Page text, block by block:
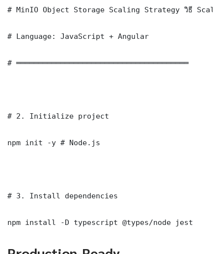
# MinIO Object Storage Scaling Strategy วิธี
# Language: JavaScript + Angular
# ═══════════════════════════════════════
# 2. Initialize project
npm init -y # Node.js
# 3. Install dependencies
npm install -D typescript @types/node jest